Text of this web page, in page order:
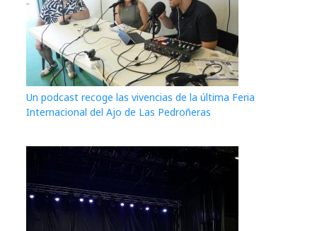
Un podcast recoge las vivencias de la última Feria
Internacional del Ajo de Las Pedroñeras